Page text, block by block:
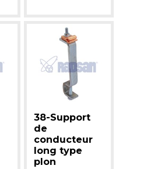
38-Support
de
conducteur
long type
plon